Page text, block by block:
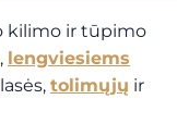
kilimo ir tūpimo
, lengviesiems
tolimųjų ir